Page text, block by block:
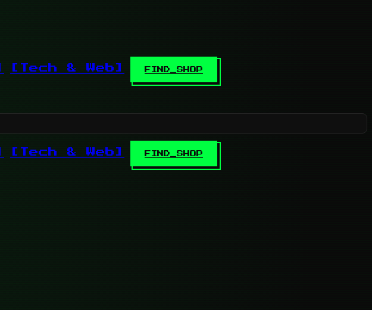
[Tech & Web] FIND_SHOP
[Tech & Web] FIND_SHOP